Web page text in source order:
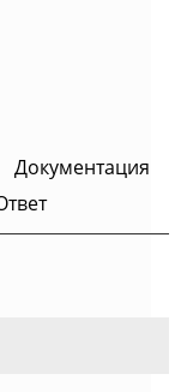
Документация